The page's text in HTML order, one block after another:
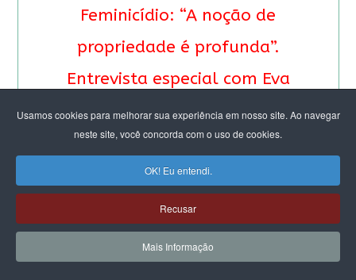
Usamos cookies para melhorar sua experiência em nosso site. Ao navegar
neste site, você concorda com o uso de cookies.
OK! Eu entendi.
Recusar
Mais Informação
Feminicídio: “A noção de
propriedade é profunda”.
Entrevista especial com Eva
Alterman Blay